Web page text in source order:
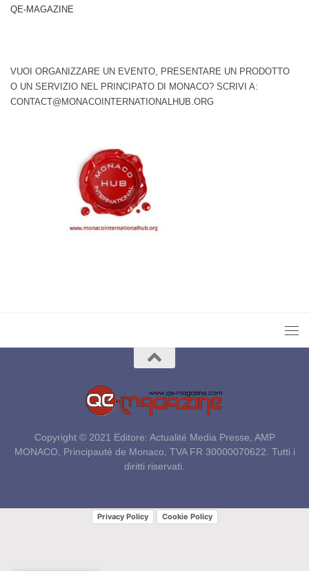
QE-MAGAZINE
VUOI ORGANIZZARE UN EVENTO, PRESENTARE UN PRODOTTO
O UN SERVIZIO NEL PRINCIPATO DI MONACO? SCRIVI A:
CONTACT@MONACOINTERNATIONALHUB.ORG
Copyright © 2021 Editore: Actualité Media Presse, AMP
MONACO, Principauté de Monaco, TVA FR 30000070622. Tutti i
diritti riservati.
Privacy Policy Cookie Policy